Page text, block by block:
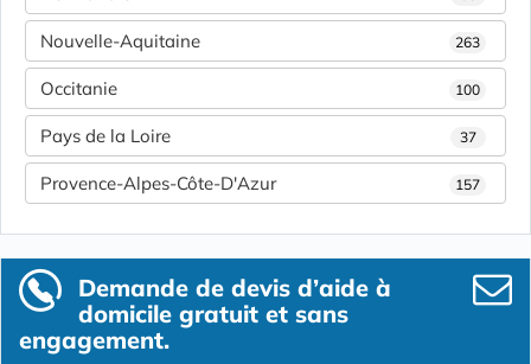
Nouvelle-Aquitaine 263
Occitanie 100
Pays de la Loire 37
Provence-Alpes-Côte-D'Azur 157
Demande de devis d’aide à
domicile gratuit et sans
engagement.